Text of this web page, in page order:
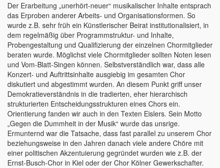
Der Erarbeitung „unerhört-neuer“ musikalischer Inhalte entsprach
das Erproben anderer Arbeits- und Organisationsformen. So
wurde z.B. sehr früh ein Künstlerischer Beirat institutionalisiert, in
dem regelmäßig über Programmstruktur- und Inhalte,
Probengestaltung und Qualifizierung der einzelnen Chormitglieder
beraten wurde. Möglichst viele Chormitglieder sollten Noten lesen
und Vom-Blatt-Singen können. Selbstverständlich war, dass alle
Konzert- und Auftrittsinhalte ausgiebig im gesamten Chor
diskutiert und abgestimmt wurden. An diesem Punkt griff unser
Demokratieverständnis in die tradierten, eher hierarchisch
strukturierten Entscheidungsstrukturen eines Chors ein.
Orientierung fanden wir auch in den Texten Eislers. Sein Motto
„Gegen die Dummheit in der Musik“ wurde das unsrige.
Ermunternd war die Tatsache, dass fast parallel zu unserem Chor
beziehungsweise in den Jahren danach viele andere Chöre mit
einer politischen Akzentuierung gegründet wurden wie z.B. der
Ernst-Busch-Chor in Kiel oder der Chor Kölner Gewerkschafter.